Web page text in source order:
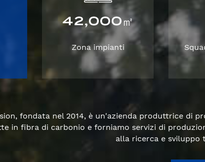
42,000㎡
Zona impianti
fondata nel 2014, è un'azienda produttrice di
in fibra di carbonio e forniamo servizi di
alla ricerca e